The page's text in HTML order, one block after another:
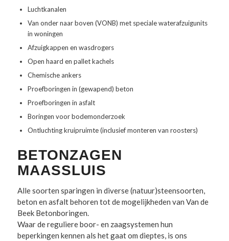
Luchtkanalen
Van onder naar boven (VONB) met speciale waterafzuigunits
in woningen
Afzuigkappen en wasdrogers
Open haard en pallet kachels
Chemische ankers
Proefboringen in (gewapend) beton
Proefboringen in asfalt
Boringen voor bodemonderzoek
Ontluchting kruipruimte (inclusief monteren van roosters)
BETONZAGEN
MAASSLUIS
Alle soorten sparingen in diverse (natuur)steensoorten,
beton en asfalt behoren tot de mogelijkheden van Van de
Beek Betonboringen.
Waar de reguliere boor- en zaagsystemen hun
beperkingen kennen als het gaat om dieptes, is ons